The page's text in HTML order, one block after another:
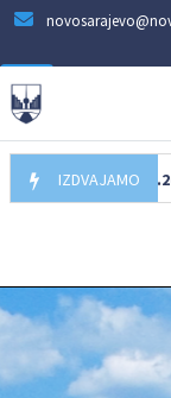
IZDVAJAMO
05.08.2026